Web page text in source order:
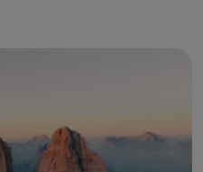
per arrivare al punto
Bühel”. Questo è il
gli escursionisti si